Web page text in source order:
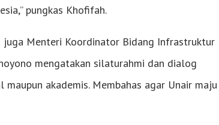
pungkas Khofifah.
juga Menteri Koordinator Bidang Infrastruktur
mengatakan silaturahmi dan dialog
akademis. Membahas agar Unair maju